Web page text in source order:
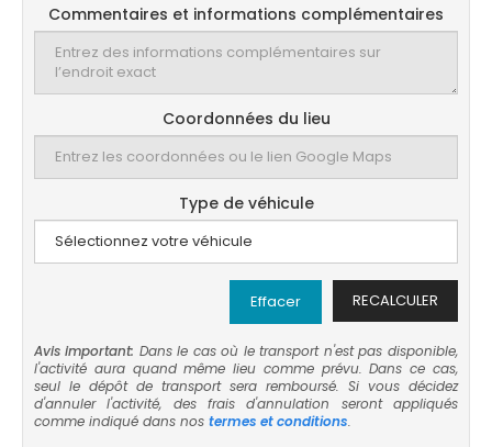
Commentaires et informations complémentaires
Coordonnées du lieu
Type de véhicule
RECALCULER
Effacer
Avis important: Dans le cas où le transport n'est pas disponible,
l'activité aura quand même lieu comme prévu. Dans ce cas,
seul le dépôt de transport sera remboursé. Si vous décidez
d'annuler l'activité, des frais d'annulation seront appliqués
comme indiqué dans nos termes et conditions.